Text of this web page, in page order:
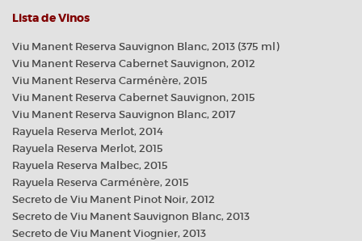
Lista de Vinos
Viu Manent Reserva Sauvignon Blanc, 2013 (375 ml)
Viu Manent Reserva Cabernet Sauvignon, 2012
Viu Manent Reserva Carménère, 2015
Viu Manent Reserva Cabernet Sauvignon, 2015
Viu Manent Reserva Sauvignon Blanc, 2017
Rayuela Reserva Merlot, 2014
Rayuela Reserva Merlot, 2015
Rayuela Reserva Malbec, 2015
Rayuela Reserva Carménère, 2015
Secreto de Viu Manent Pinot Noir, 2012
Secreto de Viu Manent Sauvignon Blanc, 2013
Secreto de Viu Manent Viognier, 2013